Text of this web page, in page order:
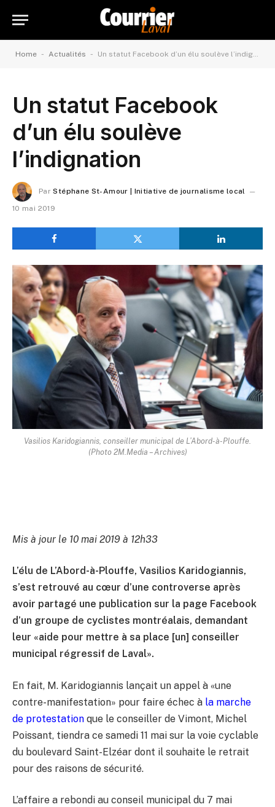
Home - Actualités - Un statut Facebook d’un élu soulève l’indignation
Un statut Facebook
d’un élu soulève
l’indignation
Par Stéphane St-Amour | Initiative de journalisme local
10 mai 2019
Vasilios Karidogiannis, conseiller municipal de L’Abord-à-Plouffe.
(Photo 2M.Media – Archives)
Mis à jour le 10 mai 2019 à 12h33
L’élu de L’Abord-à-Plouffe, Vasilios Karidogiannis,
s’est retrouvé au cœur d’une controverse après
avoir partagé une publication sur la page Facebook
d’un groupe de cyclistes montréalais, demandant
leur «aide pour mettre à sa place [un] conseiller
municipal régressif de Laval».
En fait, M. Karidogiannis lançait un appel à «une
contre-manifestation» pour faire échec à la marche
de protestation que le conseiller de Vimont, Michel
Poissant, tiendra ce samedi 11 mai sur la voie cyclable
du boulevard Saint-Elzéar dont il souhaite le retrait
pour des raisons de sécurité.
L’affaire a rebondi au conseil municipal du 7 mai